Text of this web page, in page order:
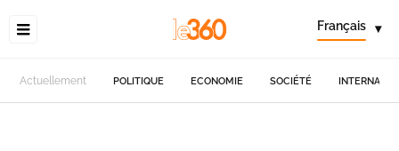
Français ▾
Actuellement POLITIQUE ECONOMIE SOCIÉTÉ